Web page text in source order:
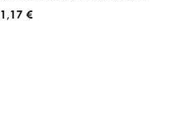
1,17 €